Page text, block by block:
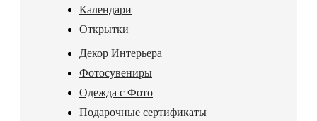
Календари
Открытки
Декор Интерьера
Фотосувениры
Одежда с Фото
Подарочные сертификаты